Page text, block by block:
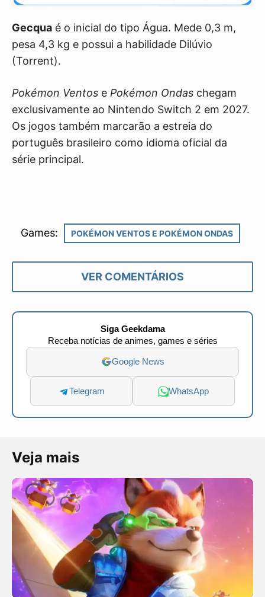
Gecqua é o inicial do tipo Água. Mede 0,3 m,
pesa 4,3 kg e possui a habilidade Dilúvio
(Torrent).
Pokémon Ventos e Pokémon Ondas chegam
exclusivamente ao Nintendo Switch 2 em 2027.
Os jogos também marcarão a estreia do
português brasileiro como idioma oficial da
série principal.
Games: POKÉMON VENTOS E POKÉMON ONDAS
VER COMENTÁRIOS
Siga Geekdama
Receba notícias de animes, games e séries
Google News
Telegram WhatsApp
Veja mais